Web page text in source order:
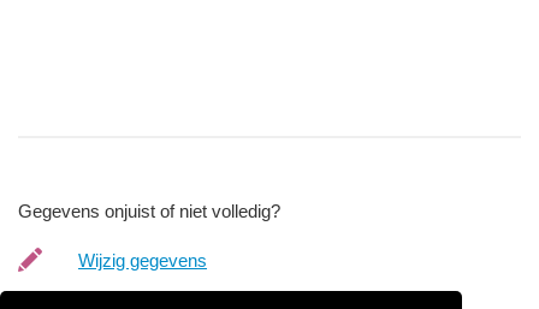
Gegevens onjuist of niet volledig?
Wijzig gegevens